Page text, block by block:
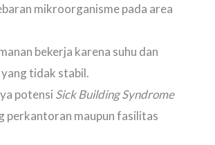
mikroorganisme pada area
bekerja karena suhu dan
tidak stabil.
potensi Sick Building Syndrome
perkantoran maupun fasilitas